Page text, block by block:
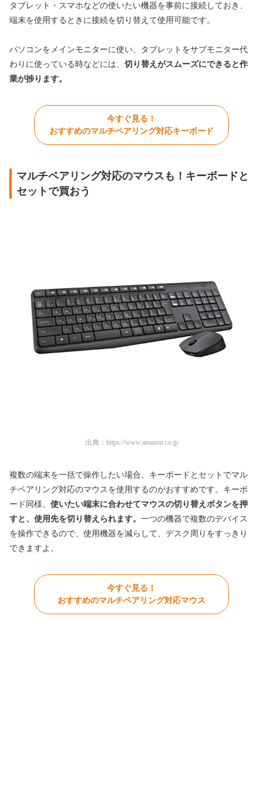
タブレット・スマホなどの使いたい機器を事前に接続しておき、
端末を使用するときに接続を切り替えて使用可能です。
パソコンをメインモニターに使い、タブレットをサブモニター代
わりに使っている時などには、 切り替えがスムーズにできると作
業が捗ります。
今すぐ見る！
おすすめのマルチペアリング対応キーボード
マルチペアリング対応のマウスも！キーボードと
セットで買おう
出典： https://www.amazon.co.jp
複数の端末を一括で操作したい場合、キーボードとセットでマル
チペアリング対応のマウスを使用するのがおすすめです。キーボ
ード同様、 使いたい端末に合わせてマウスの切り替えボタンを押
すと、使用先を切り替えられ ます。 一つの機器で複数のデバイス
を操作できるので、使用機器を減らして、デスク周りをすっきり
できますよ。
今すぐ見る！
おすすめのマルチペアリング対応マウス